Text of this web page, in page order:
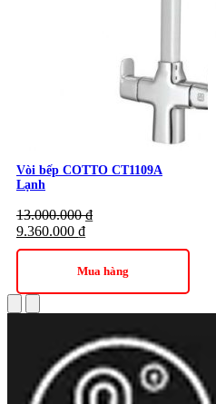
Vòi bếp COTTO CT1109A
Lạnh
13.000.000₫
9.360.000 ₫
Mua hàng